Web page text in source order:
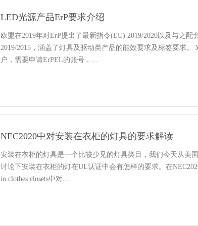
LED光源产品ErP要求介绍
欧盟在2019年对ErP提出了最新指令(EU) 2019/2020以及与之配
2019/2015，涵盖了灯具及驱动类产品的能效要求及标签要求。
户，需要申请ErPEL的账号，...
NEC2020中对安装在衣柜的灯具的要求解读
安装在衣柜的灯具是一个比较少见的灯具类目，我们今天从美
讨论下安装在衣柜的灯在UL认证中会有怎样的要求。在
in clothes closets中对...